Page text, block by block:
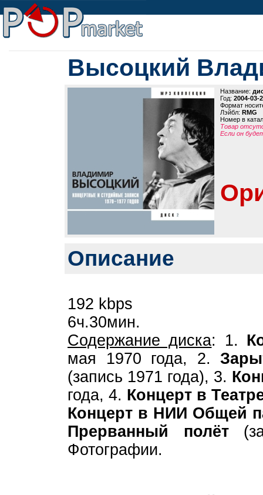
Высоцкий
Название:
Год: 2004-03-
Формат
Лэйбл: RMG
Номер в
Товар
Если он
Описание
192 kbps
6ч.30мин.
Содержание диска: 1.
мая 1970 года, 2.
(запись 1971 года), 3.
года, 4. Концерт в
Концерт в НИИ Общей
Прерванный полёт
Фотографии.